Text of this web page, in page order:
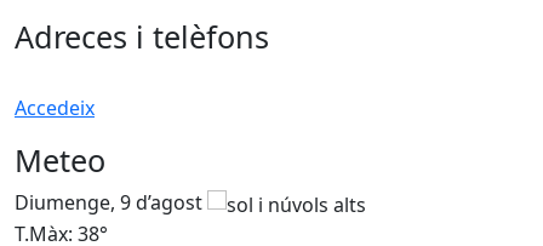
Adreces i telèfons
Accedeix
Meteo
Diumenge, 9 d’agost
T.Màx: 38°